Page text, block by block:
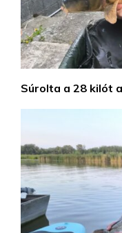
Súrolta a 28 kilót